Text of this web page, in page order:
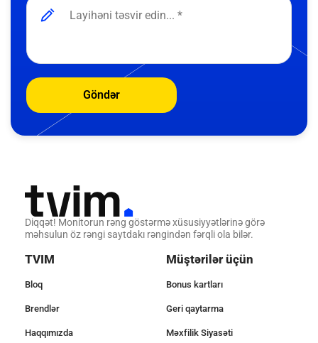
Göndər
Diqqət! Monitorun rəng göstərmə xüsusiyyətlərinə görə
məhsulun öz rəngi saytdakı rəngindən fərqli ola bilər.
TVIM
Bloq
Brendlər
Haqqımızda
Müştərilər üçün
Bonus kartları
Geri qaytarma
Məxfilik Siyasəti